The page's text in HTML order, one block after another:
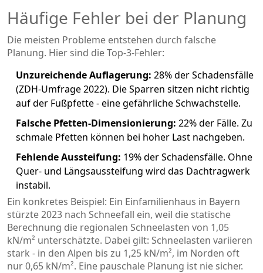
Häufige Fehler bei der Planung
Die meisten Probleme entstehen durch falsche
Planung. Hier sind die Top-3-Fehler:
Unzureichende Auflagerung: 28% der Schadensfälle
(ZDH-Umfrage 2022). Die Sparren sitzen nicht richtig
auf der Fußpfette - eine gefährliche Schwachstelle.
Falsche Pfetten-Dimensionierung: 22% der Fälle. Zu
schmale Pfetten können bei hoher Last nachgeben.
Fehlende Aussteifung: 19% der Schadensfälle. Ohne
Quer- und Längsaussteifung wird das Dachtragwerk
instabil.
Ein konkretes Beispiel: Ein Einfamilienhaus in Bayern
stürzte 2023 nach Schneefall ein, weil die statische
Berechnung die regionalen Schneelasten von 1,05
kN/m² unterschätzte. Dabei gilt: Schneelasten variieren
stark - in den Alpen bis zu 1,25 kN/m², im Norden oft
nur 0,65 kN/m². Eine pauschale Planung ist nie sicher.